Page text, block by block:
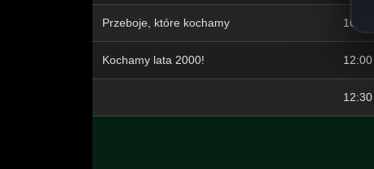
Przeboje, które kochamy 10:00
Kochamy lata 2000! 12:00
12:30